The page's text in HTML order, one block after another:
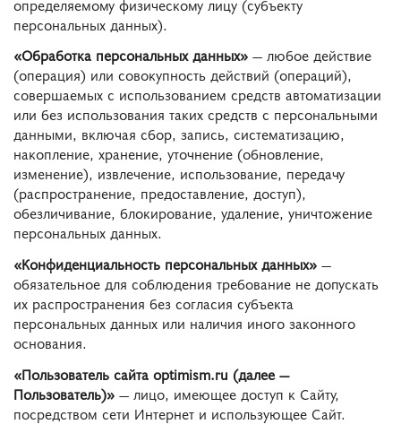
определяемому физическому лицу (субъекту
персональных данных).
«Обработка персональных данных» — любое действие
(операция) или совокупность действий (операций),
совершаемых с использованием средств автоматизации
или без использования таких средств с персональными
данными, включая сбор, запись, систематизацию,
накопление, хранение, уточнение (обновление,
изменение), извлечение, использование, передачу
(распространение, предоставление, доступ),
обезличивание, блокирование, удаление, уничтожение
персональных данных.
«Конфиденциальность персональных данных» —
обязательное для соблюдения требование не допускать
их распространения без согласия субъекта
персональных данных или наличия иного законного
основания.
«Пользователь сайта optimism.ru (далее —
Пользователь)» — лицо, имеющее доступ к Сайту,
посредством сети Интернет и использующее Сайт.